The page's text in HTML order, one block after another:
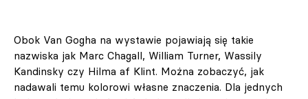
Obok Van Gogha na wystawie pojawiają się takie
nazwiska jak Marc Chagall, William Turner, Wassily
Kandinsky czy Hilma af Klint. Można zobaczyć, jak
nadawali temu kolorowi własne znaczenia. Dla jednych